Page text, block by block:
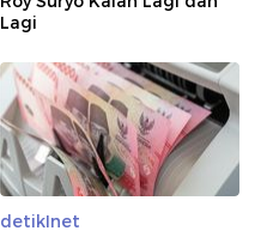
Lagi
detikInet